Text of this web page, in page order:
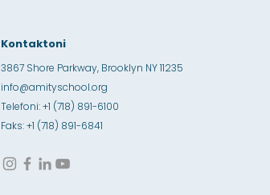
Kontaktoni
3867 Shore Parkway, Brooklyn NY 11235
info@amityschool.org
Telefoni: +1 (718) 891-6100
Faks: +1 (718) 891-6841